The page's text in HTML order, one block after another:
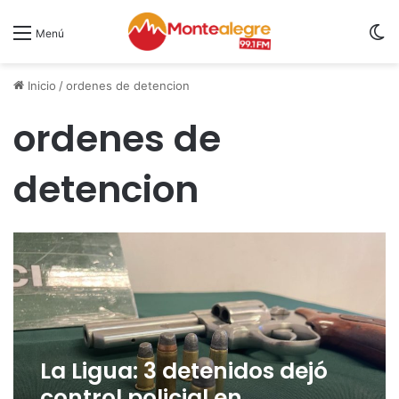
Menú
Inicio /ordenes de detencion
ordenes de
detencion
La Ligua: 3 detenidos dejó